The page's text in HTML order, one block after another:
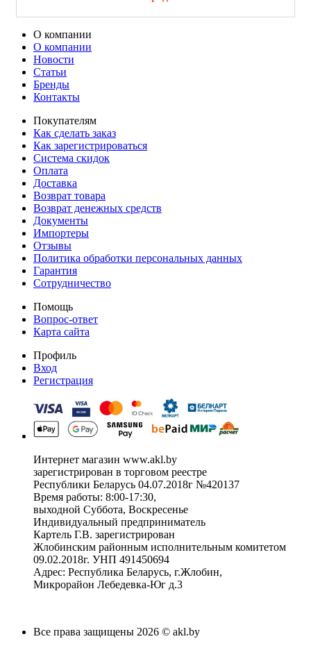
О компании
О компании
Новости
Статьи
Бренды
Контакты
Покупателям
Как сделать заказ
Как зарегистрироваться
Система скидок
Оплата
Доставка
Возврат товара
Возврат денежных средств
Документы
Импортеры
Отзывы
Политика обработки персональных данных
Гарантия
Сотрудничество
Помощь
Вопрос-ответ
Карта сайта
Профиль
Вход
Регистрация
Интернет магазин www.akl.by
зарегистрирован в торговом реестре
Республики Беларусь 04.07.2018г №420137
Время работы: 8:00-17:30,
выходной Суббота, Воскресенье
Индивидуальный предприниматель
Картель Г.В. зарегистрирован
Жлобинским районным исполнительным комитетом
09.02.2018г. УНП 491450694
Адрес: Республика Беларусь, г.Жлобин,
Микрорайон Лебедевка-Юг д.3
Все права защищены 2026 © akl.by